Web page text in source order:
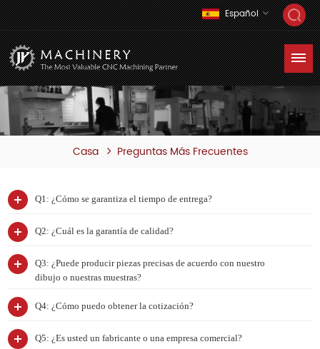
Español
Casa Preguntas Más Frecuentes
Q1: ¿Cómo se garantiza el tiempo de entrega?
Q2: ¿Cuál es la garantía de calidad?
Q3: ¿Puede producir piezas precisas de acuerdo con nuestro
dibujo o nuestras muestras?
Q4: ¿Cómo puedo obtener la cotización?
Q5: ¿Es usted un fabricante o una empresa comercial?